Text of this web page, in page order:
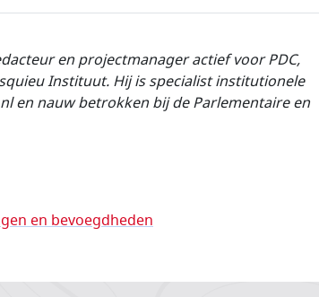
en projectmanager actief voor PDC,
Instituut. Hij is specialist institutionele
en nauw betrokken bij de Parlementaire en
en bevoegdheden